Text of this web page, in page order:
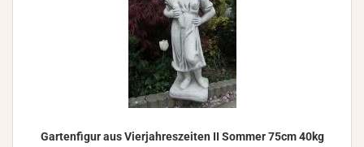
Gar­ten­fi­gur aus Vier­jah­res­zei­ten II Som­mer 75cm 40kg